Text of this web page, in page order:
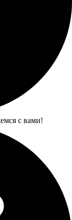
с вами!